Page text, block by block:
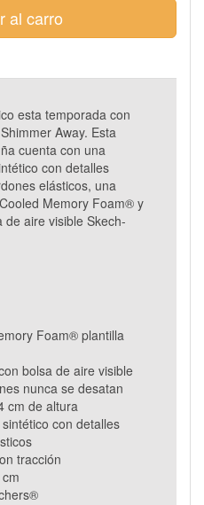
al carro
esta temporada con
Away. Esta
cuenta con una
con detalles
elásticos, una
Memory Foam® y
aire visible Skech-
Foam® plantilla
bolsa de aire visible
nunca se desatan
cm de altura
con detalles
tracción